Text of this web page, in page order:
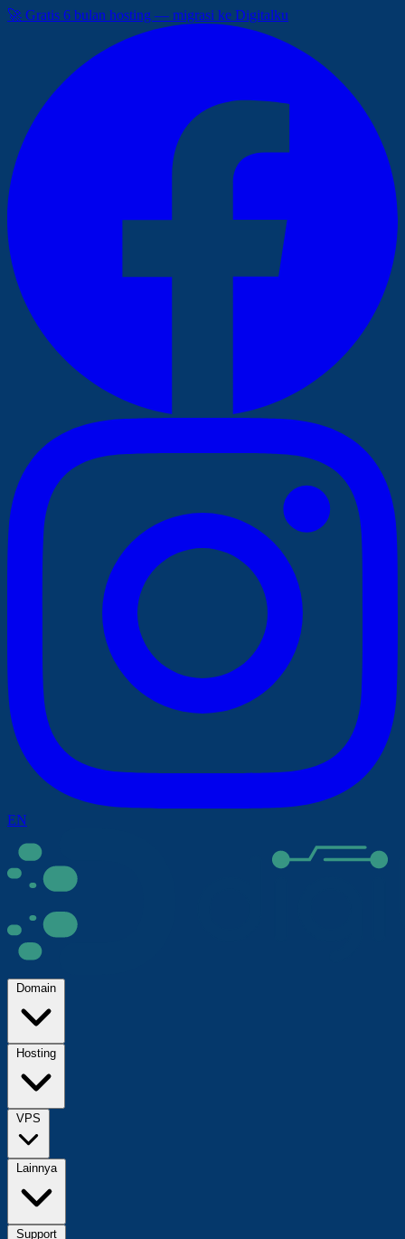
🚀 Gratis 6 bulan hosting — migrasi ke Digitalku
EN
Domain
Hosting
VPS
Lainnya
Support